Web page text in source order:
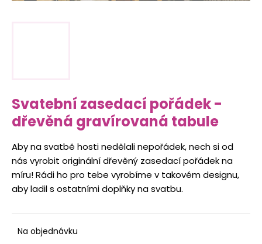
Svatební zasedací pořádek -
dřevěná gravírovaná tabule
Aby na svatbě hosti nedělali nepořádek, nech si od
nás vyrobit originální dřevěný zasedací pořádek na
míru! Rádi ho pro tebe vyrobíme v takovém designu,
aby ladil s ostatními doplňky na svatbu.
Na objednávku
j
í
!
HLEDAT